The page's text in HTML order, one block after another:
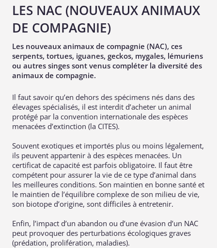
LES NAC (NOUVEAUX ANIMAUX
DE COMPAGNIE)
Les nouveaux animaux de compagnie (NAC), ces
serpents, tortues, iguanes, geckos, mygales, lémuriens
ou autres singes sont venus compléter la diversité des
animaux de compagnie.
Il faut savoir qu’en dehors des spécimens nés dans des
élevages spécialisés, il est interdit d’acheter un animal
protégé par la convention internationale des espèces
menacées d’extinction (la CITES).
Souvent exotiques et importés plus ou moins légalement,
ils peuvent appartenir à des espèces menacées. Un
certificat de capacité est parfois obligatoire. Il faut être
compétent pour assurer la vie de ce type d’animal dans
les meilleures conditions. Son maintien en bonne santé et
le maintien de l’équilibre complexe de son milieu de vie,
son biotope d’origine, sont difficiles à entretenir.
Enfin, l’impact d’un abandon ou d’une évasion d’un NAC
peut provoquer des perturbations écologiques graves
(prédation, prolifération, maladies).